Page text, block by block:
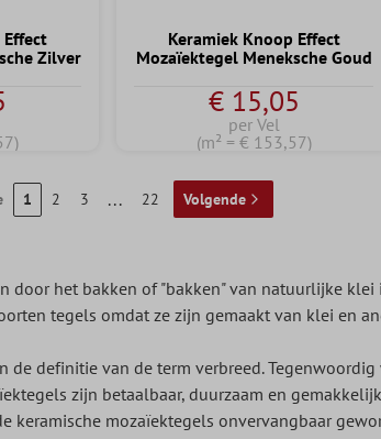
Effect
Zilver
Keramiek Knoop Effect
Mozaïektegel Meneksche Goud
€ 15,05
per Vel
(m² = € 153,57)
1 2 3 ... 22 Volgende
het bakken of "bakken" van natuurlijke
tegels omdat ze zijn gemaakt van klei en
definitie van de term verbreed.
zijn betaalbaar, duurzaam en
mozaïektegels onvervangbaar